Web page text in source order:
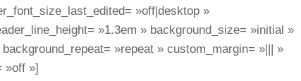
»off|desktop »
»1.3em » background_size= »initial »
»repeat » custom_margin= »||| »
»off »]